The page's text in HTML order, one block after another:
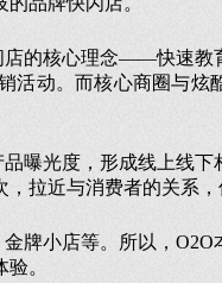
的核心理念——快速教
活动。而核心商圈与炫
曝光度，形成线上线下
拉近与消费者的关系，
牌小店等。所以，
。